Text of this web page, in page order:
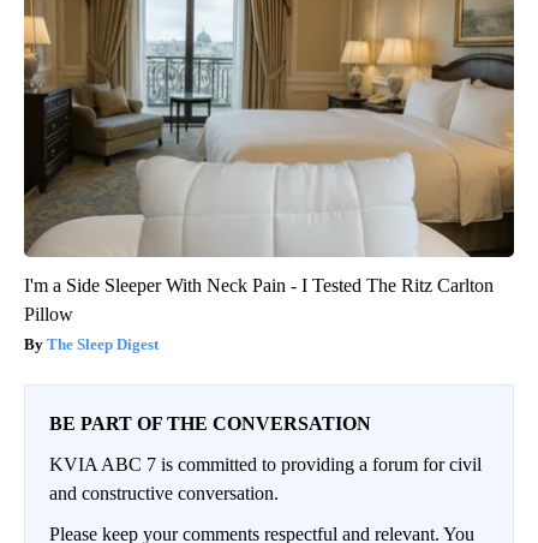
I'm a Side Sleeper With Neck Pain - I Tested The Ritz Carlton
Pillow
The Sleep Digest
BE PART OF THE CONVERSATION
KVIA ABC 7 is committed to providing a forum for civil
and constructive conversation.
Please keep your comments respectful and relevant. You